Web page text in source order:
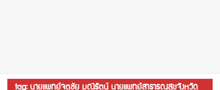
tag: นายแพทย์จตุชัย มณีรัตน์ นายแพทย์สาธารณสุขจังหวัด